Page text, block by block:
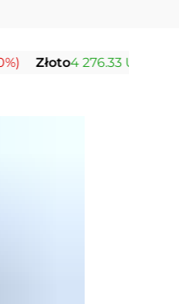
4 276.33 USD (+0.69%)